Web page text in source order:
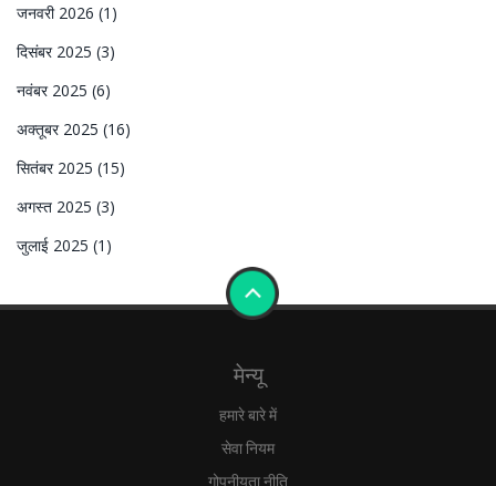
जनवरी 2026 (1)
दिसंबर 2025 (3)
नवंबर 2025 (6)
अक्तूबर 2025 (16)
सितंबर 2025 (15)
अगस्त 2025 (3)
जुलाई 2025 (1)
मेन्यू
हमारे बारे में
सेवा नियम
गोपनीयता नीति